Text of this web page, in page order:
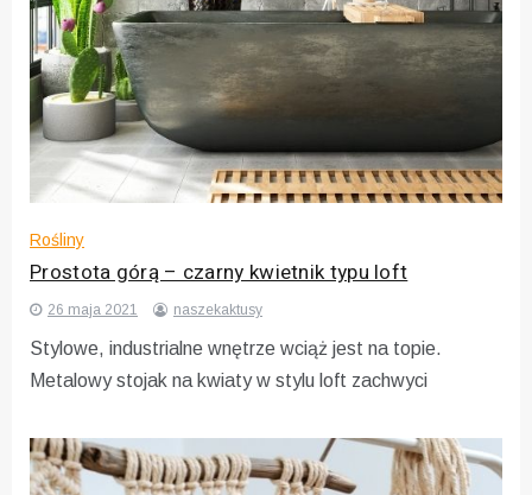
Rośliny
Prostota górą – czarny kwietnik typu loft
26 maja 2021 naszekaktusy
Stylowe, industrialne wnętrze wciąż jest na topie.
Metalowy stojak na kwiaty w stylu loft zachwyci